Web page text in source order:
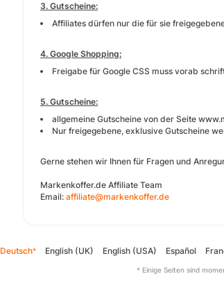
3. Gutscheine:
Affiliates dürfen nur die für sie
​4. Google Shopping:
Freigabe für Google CSS muss vorab
5. Gutscheine:
allgemeine Gutscheine von der Seite
Nur freigegebene, exklusive Gutscheine
Gerne stehen wir Ihnen für Fragen und
Markenkoffer.de Affiliate Team
Email: affiliate@markenkoffer.de
Deutsch* English (UK) English (USA) Español
* Einige Seiten sind